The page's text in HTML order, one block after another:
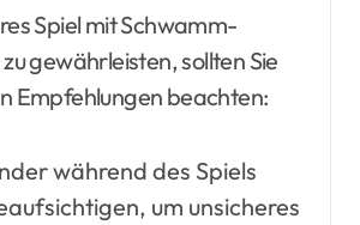
Spiel mit Schwamm-
gewährleisten, sollten Sie
Empfehlungen beachten:
während des Spiels
um unsicheres